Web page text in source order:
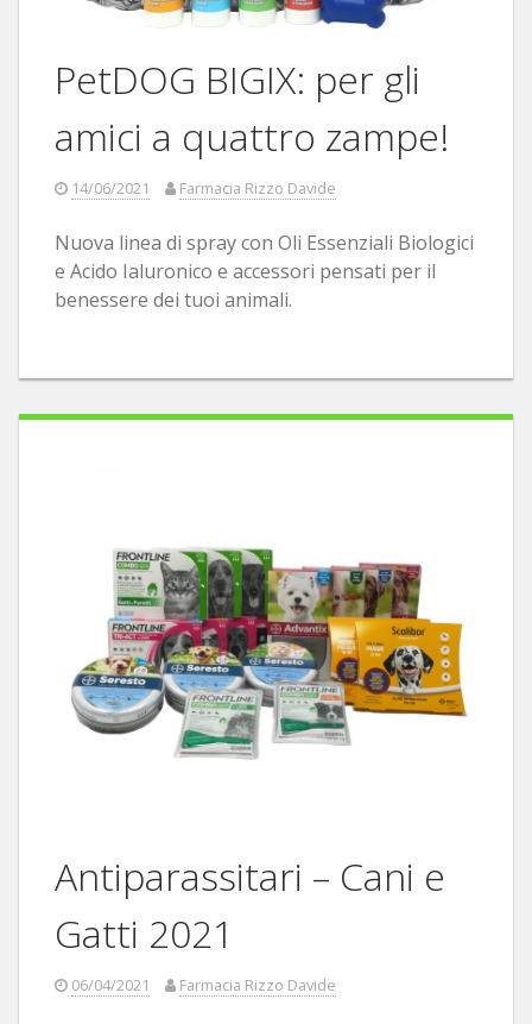
PetDOG BIGIX: per gli
amici a quattro zampe!
14/06/2021 Farmacia Rizzo Davide
Nuova linea di spray con Oli Essenziali Biologici
e Acido Ialuronico e accessori pensati per il
benessere dei tuoi animali.
Antiparassitari – Cani e
Gatti 2021
06/04/2021 Farmacia Rizzo Davide